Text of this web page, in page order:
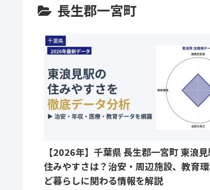
長生郡一宮町
千葉県
【2026年】千葉県 長生郡一宮町 東浪
住みやすさは？治安・周辺施設、教育
ど暮らしに関わる情報を解説